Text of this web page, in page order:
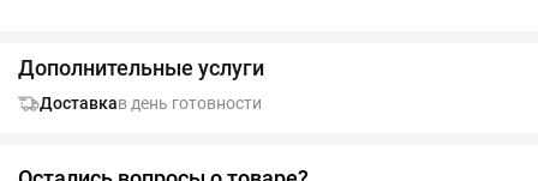
шарик для размешивания с лопастями, который удобно мыть -
человека - широкая петелька для переноски - объем: 700мл
только настройка оборудования в размере 6400 рублей на
Дополнительные услуги
Доставкав день готовности